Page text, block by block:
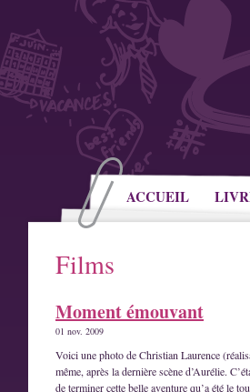
ACCUEIL
Films
Moment émouvant
01 nov. 2009
Voici une photo de Christian Laurence
même, après la dernière scène d’Aurélie.
de terminer cette belle aventure qu’a été le